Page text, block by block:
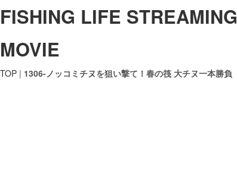
FISHING LIFE STREAMING
MOVIE
TOP | 1306-ノッコミチヌを狙い撃て！春の筏 大チヌ一本勝負